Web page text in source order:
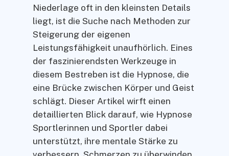
Niederlage oft in den kleinsten Details
liegt, ist die Suche nach Methoden zur
Steigerung der eigenen
Leistungsfähigkeit unaufhörlich. Eines
der faszinierendsten Werkzeuge in
diesem Bestreben ist die Hypnose, die
eine Brücke zwischen Körper und Geist
schlägt. Dieser Artikel wirft einen
detaillierten Blick darauf, wie Hypnose
Sportlerinnen und Sportler dabei
unterstützt, ihre mentale Stärke zu